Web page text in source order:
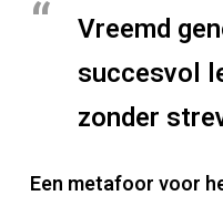
Vreemd
succesvol
zonder
Een metafoor voor